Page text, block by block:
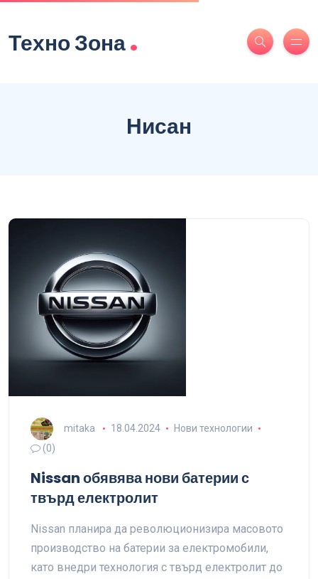
Техно Зона.
Нисан
mitaka 18.04.2024
Нови технологии
(0)
Nissan обявява нови батерии с
твърд електролит
Nissan планира да революционизира масовото
производство на батерии за електромобили,
като внедри технология с твърд електролит до